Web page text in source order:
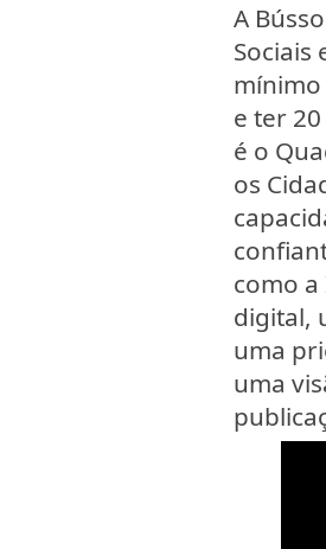
A
Sociais
mínimo
e ter
é o
os
como
digital,
uma
uma